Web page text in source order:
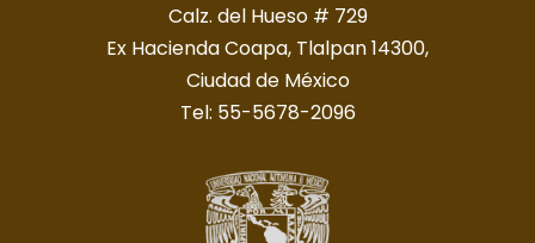
Calz. del Hueso # 729
Ex Hacienda Coapa, Tlalpan 14300,
Ciudad de México
Tel: 55-5678-2096